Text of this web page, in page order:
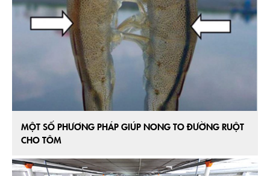
MỘT SỐ PHƯƠNG PHÁP GIÚP NONG TO ĐƯỜNG RUỘT
CHO TÔM